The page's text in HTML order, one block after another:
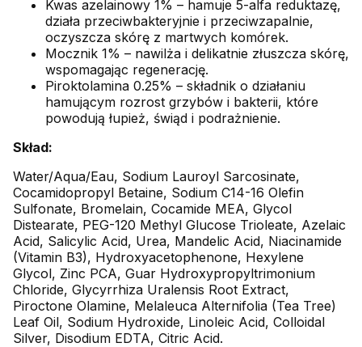
Kwas azelainowy 1% – hamuje 5-alfa reduktazę,
działa przeciwbakteryjnie i przeciwzapalnie,
oczyszcza skórę z martwych komórek.
Mocznik 1% – nawilża i delikatnie złuszcza skórę,
wspomagając regenerację.
Piroktolamina 0.25% – składnik o działaniu
hamującym rozrost grzybów i bakterii, które
powodują łupież, świąd i podrażnienie.
Skład:
Water/Aqua/Eau, Sodium Lauroyl Sarcosinate,
Cocamidopropyl Betaine, Sodium C14-16 Olefin
Sulfonate, Bromelain, Cocamide MEA, Glycol
Distearate, PEG-120 Methyl Glucose Trioleate, Azelaic
Acid, Salicylic Acid, Urea, Mandelic Acid, Niacinamide
(Vitamin B3), Hydroxyacetophenone, Hexylene
Glycol, Zinc PCA, Guar Hydroxypropyltrimonium
Chloride, Glycyrrhiza Uralensis Root Extract,
Piroctone Olamine, Melaleuca Alternifolia (Tea Tree)
Leaf Oil, Sodium Hydroxide, Linoleic Acid, Colloidal
Silver, Disodium EDTA, Citric Acid.